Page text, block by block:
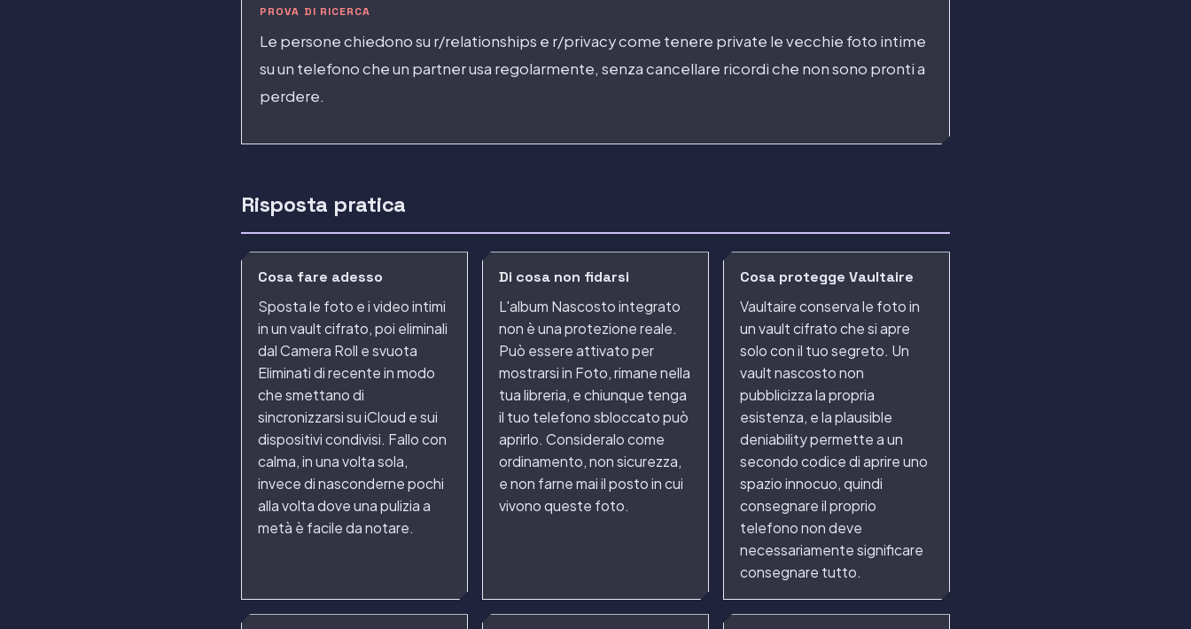
PROVA DI RICERCA
Le persone chiedono su r/relationships e r/privacy come tenere private le vecchie foto intime
su un telefono che un partner usa regolarmente, senza cancellare ricordi che non sono pronti a
perdere.
Risposta pratica
Cosa fare adesso
Sposta le foto e i video intimi
in un vault cifrato, poi eliminali
dal Camera Roll e svuota
Eliminati di recente in modo
che smettano di
sincronizzarsi su iCloud e sui
dispositivi condivisi. Fallo con
calma, in una volta sola,
invece di nasconderne pochi
alla volta dove una pulizia a
metà è facile da notare.
Di cosa non fidarsi
L'album Nascosto integrato
non è una protezione reale.
Può essere attivato per
mostrarsi in Foto, rimane nella
tua libreria, e chiunque tenga
il tuo telefono sbloccato può
aprirlo. Consideralo come
ordinamento, non sicurezza,
e non farne mai il posto in cui
vivono queste foto.
Cosa protegge Vaultaire
Vaultaire conserva le foto in
un vault cifrato che si apre
solo con il tuo segreto. Un
vault nascosto non
pubblicizza la propria
esistenza, e la plausible
deniability permette a un
secondo codice di aprire uno
spazio innocuo, quindi
consegnare il proprio
telefono non deve
necessariamente significare
consegnare tutto.